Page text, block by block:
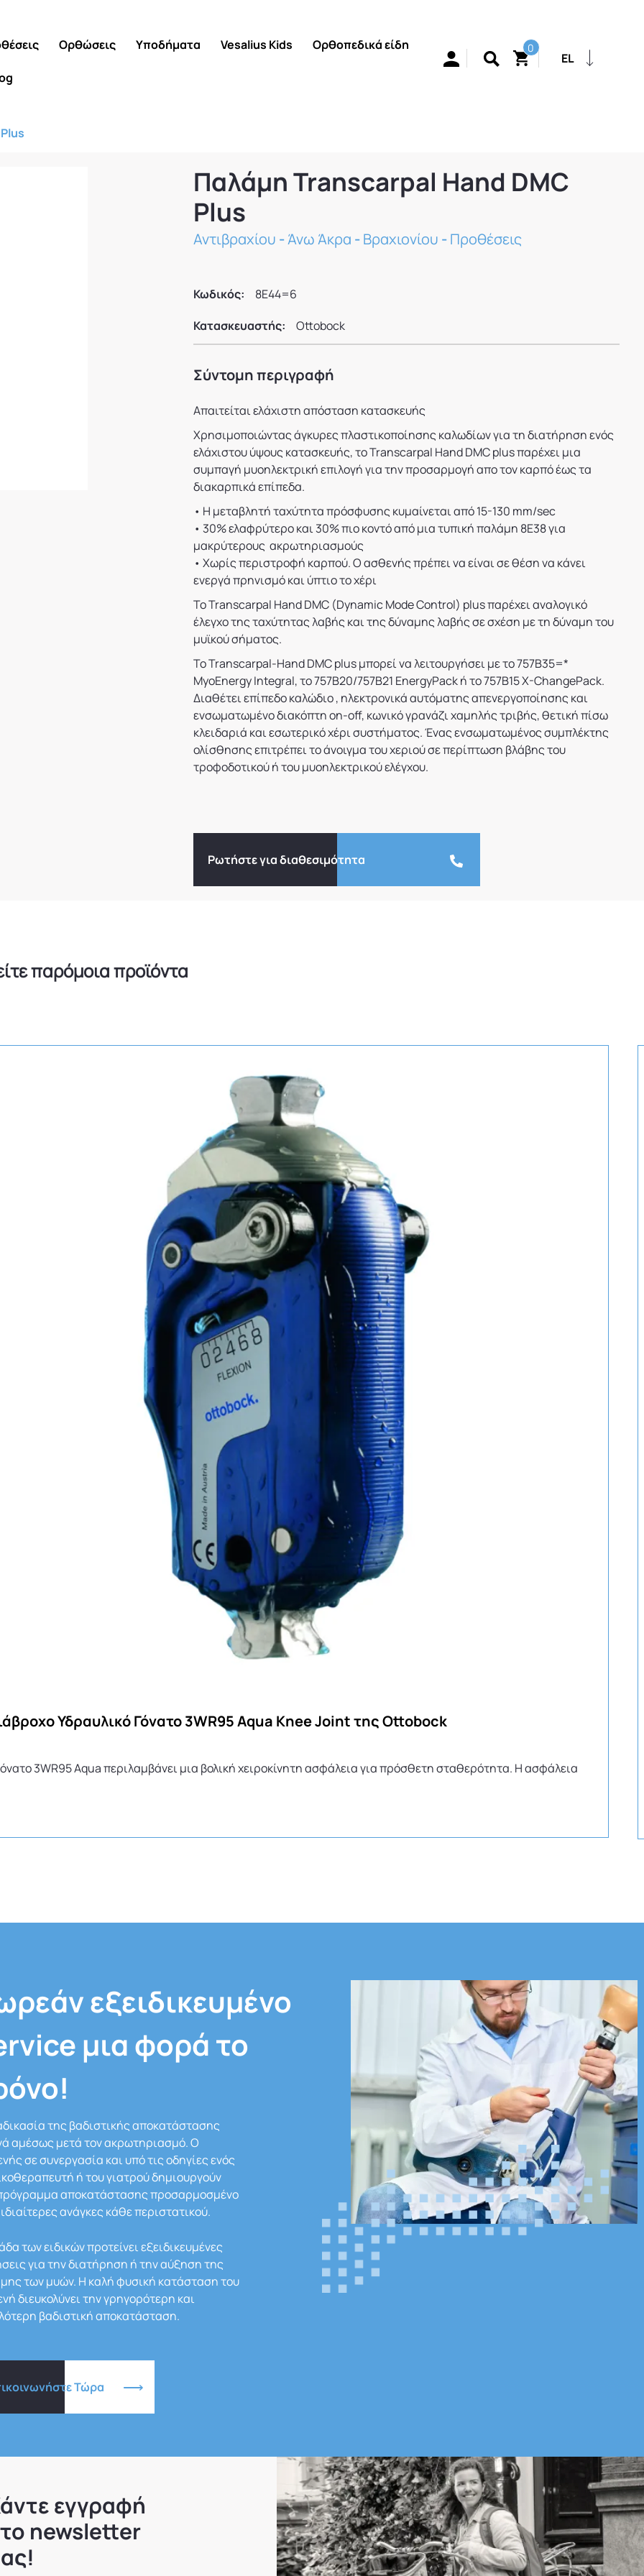
Ορθώσεις Υποδήματα Vesalius Kids Ορθοπεδικά είδη 0
EL
Παλάμη Transcarpal Hand DMC
Plus
Αντιβραχίου -Άνω Άκρα -Βραχιονίου -Προθέσεις
Κωδικός:
8E44=6
Κατασκευαστής:
Ottobock
Σύντομη περιγραφή
Απαιτείται ελάχιστη απόσταση κατασκευής
Χρησιμοποιώντας άγκυρες πλαστικοποίησης καλωδίων για τη διατήρηση ενός
ελάχιστου ύψους κατασκευής, το Transcarpal Hand DMC plus παρέχει μια
συμπαγή μυοηλεκτρική επιλογή για την προσαρμογή απο τον καρπό έως τα
διακαρπικά επίπεδα.
• Η μεταβλητή ταχύτητα πρόσφυσης κυμαίνεται από 15-130 mm/sec
• 30% ελαφρύτερο και 30% πιο κοντό από μια τυπική παλάμη 8E38 για
μακρύτερους ακρωτηριασμούς
• Χωρίς περιστροφή καρπού. Ο ασθενής πρέπει να είναι σε θέση να κάνει
ενεργά πρηνισμό και ύπτιο το χέρι
Το Transcarpal Hand DMC (Dynamic Mode Control) plus παρέχει αναλογικό
έλεγχο της ταχύτητας λαβής και της δύναμης λαβής σε σχέση με τη δύναμη του
μυϊκού σήματος.
Το Transcarpal-Hand DMC plus μπορεί να λειτουργήσει με το 757B35=*
MyoEnergy Integral, το 757B20/757B21 EnergyPack ή το 757B15 X-ChangePack.
Διαθέτει επίπεδο καλώδιο , ηλεκτρονικά αυτόματης απενεργοποίησης και
ενσωματωμένο διακόπτη on-off, κωνικό γρανάζι χαμηλής τριβής, θετική πίσω
κλειδαριά και εσωτερικό χέρι συστήματος. Ένας ενσωματωμένος συμπλέκτης
ολίσθησης επιτρέπει το άνοιγμα του χεριού σε περίπτωση βλάβης του
τροφοδοτικού ή του μυοηλεκτρικού ελέγχου.
Ρωτήστε για διαθεσιμότητα
παρόμοια προϊόντα
Υδραυλικό Γόνατο 3WR95 Aqua Knee Joint της Ottobock
3WR95 Aqua περιλαμβάνει μια βολική χειροκίνητη ασφάλεια για πρόσθετη σταθερότητα. Η ασφάλεια
εξειδικευμένο
μια φορά το
της βαδιστικής αποκατάστασης
αμέσως μετά τον ακρωτηριασμό. Ο
σε συνεργασία και υπό τις οδηγίες ενός
ή του γιατρού δημιουργούν
αποκατάστασης προσαρμοσμένο
ανάγκες κάθε περιστατικού.
των ειδικών προτείνει εξειδικευμένες
για την διατήρηση ή την αύξηση της
των μυών. Η καλή φυσική κατάσταση του
διευκολύνει την γρηγορότερη και
βαδιστική αποκατάσταση.
Τώρα
εγγραφή
newsletter